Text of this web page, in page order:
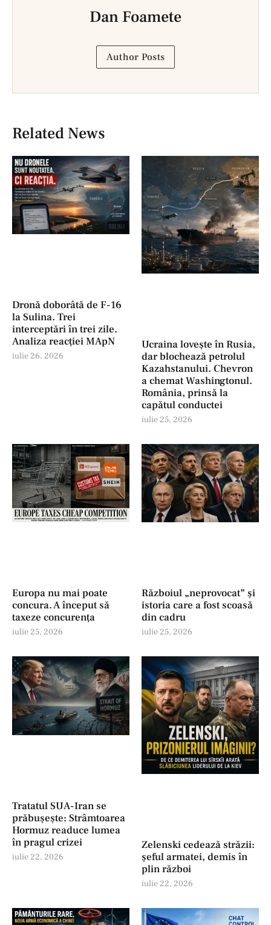
Dan Foamete
Author Posts
Related News
Dronă doborâtă de F-16
la Sulina. Trei
interceptări în trei zile.
Analiza reacției MApN
iulie 26, 2026
Ucraina lovește în Rusia,
dar blochează petrolul
Kazahstanului. Chevron
a chemat Washingtonul.
România, prinsă la
capătul conductei
iulie 25, 2026
Europa nu mai poate
concura. A început să
taxeze concurența
iulie 25, 2026
Războiul „neprovocat” și
istoria care a fost scoasă
din cadru
iulie 25, 2026
Tratatul SUA-Iran se
prăbușește: Strâmtoarea
Hormuz readuce lumea
în pragul crizei
iulie 22, 2026
Zelenski cedează străzii:
șeful armatei, demis în
plin război
iulie 22, 2026